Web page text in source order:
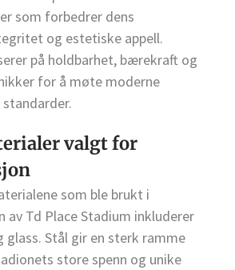
som forbedrer dens
og estetiske appell.
på holdbarhet, bærekraft og
for å møte moderne
valgt for
som ble brukt i
av Td Place Stadium inkluderer
glass. Stål gir en sterk ramme
store spenn og unike